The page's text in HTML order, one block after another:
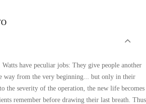
Watts have peculiar jobs: They give people another
way from the very beginning... but only in their
the severity of the operation, the new life becomes
remember before drawing their last breath.